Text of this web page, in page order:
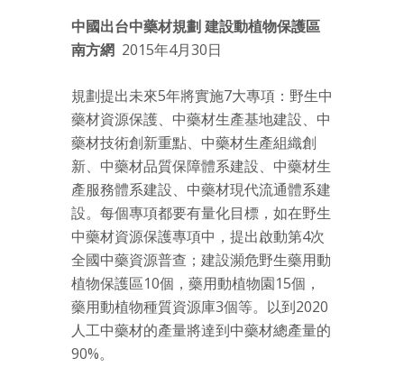
中國出台中藥材規劃 建設動植物保護區
南方網 2015年4月30日
規劃提出未來5年將實施7大專項：野生中
藥材資源保護、中藥材生產基地建設、中
藥材技術創新重點、中藥材生產組織創
新、中藥材品質保障體系建設、中藥材生
產服務體系建設、中藥材現代流通體系建
設。每個專項都要有量化目標，如在野生
中藥材資源保護專項中，提出啟動第4次
全國中藥資源普查；建設瀕危野生藥用動
植物保護區10個，藥用動植物園15個，
藥用動植物種質資源庫3個等。以到2020
人工中藥材的產量將達到中藥材總產量的
90%。